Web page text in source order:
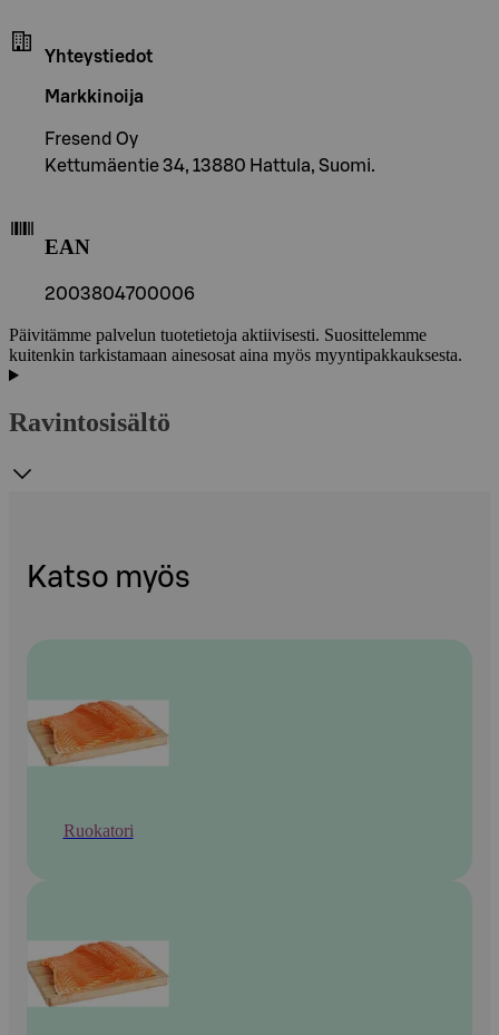
Yhteystiedot
Markkinoija
Fresend Oy
Kettumäentie 34, 13880 Hattula, Suomi.
EAN
2003804700006
Päivitämme palvelun tuotetietoja aktiivisesti. Suosittelemme
kuitenkin tarkistamaan ainesosat aina myös myyntipakkauksesta.
Ravintosisältö
Katso myös
Ruokatori